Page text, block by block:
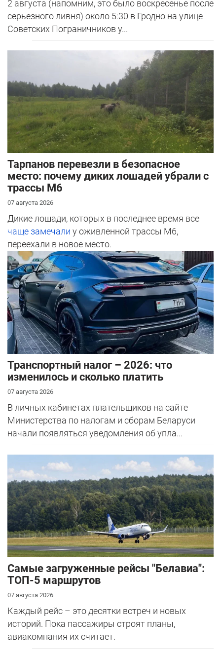
2 августа (напомним, это было воскресенье после
серьезного ливня) около 5:30 в Гродно на улице
Советских Пограничников у...
Тарпанов перевезли в безопасное
место: почему диких лошадей убрали с
трассы М6
07 августа 2026
Дикие лошади, которых в последнее время все
чаще замечали у оживленной трассы М6,
переехали в новое место.
Транспортный налог – 2026: что
изменилось и сколько платить
07 августа 2026
В личных кабинетах плательщиков на сайте
Министерства по налогам и сборам Беларуси
начали появляться уведомления об упла...
Самые загруженные рейсы "Белавиа":
ТОП-5 маршрутов
07 августа 2026
Каждый рейс – это десятки встреч и новых
историй. Пока пассажиры строят планы,
авиакомпания их считает.